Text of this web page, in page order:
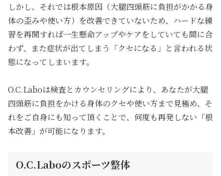
しかし、それでは根本原因（大腿四頭筋に負担がかかる身
体の歪みや使い方）を改善できていないため、ハードな練
習を再開すれば一生懸命アップやケアをしていても間に合
わず、また症状が出てしまう「クセになる」と言われる状
態になってしまいます。
O.C.Laboは検査とカウンセリングにより、あなたが大腿
四頭筋に負担をかける身体のクセや使い方まで見極め、そ
れをご自身にも知って頂くことで、何度も再発しない「根
本改善」が可能になります。
O.C.Laboのスポーツ整体